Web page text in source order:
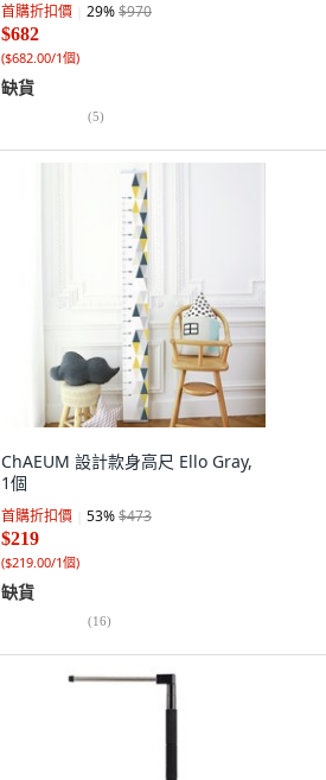
首購折扣價 29%$970
$682
($682.00/1個)
缺貨
(5)
ChAEUM 設計款身高尺 Ello Gray,
1個
首購折扣價 53%$473
$219
($219.00/1個)
缺貨
(16)